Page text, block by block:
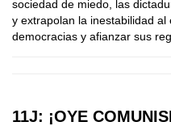
sociedad de miedo, las
y extrapolan la inestabilidad
democracias y afianzar sus
11J: ¡OYE